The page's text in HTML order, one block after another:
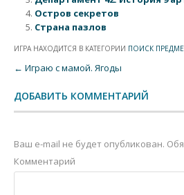
Остров секретов
Страна пазлов
ИГРА НАХОДИТСЯ В КАТЕГОРИИ ПОИСК
Post navigation
← Играю с мамой. Ягоды
ДОБАВИТЬ КОММЕНТАРИЙ
Ваш e-mail не будет опубликован.
Комментарий